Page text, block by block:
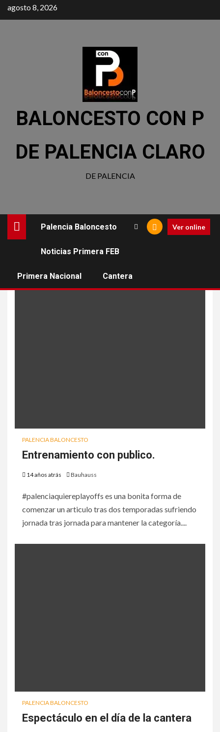
agosto 8, 2026
BALONCESTO CON P
DE PALENCIA CLARO
DE PALENCIA
Palencia Baloncesto
Noticias Primera FEB
Primera Nacional Cantera
Ver online
PALENCIA BALONCESTO
Entrenamiento con publico.
14 años atrás Bauhauss
#palenciaquiereplayoffs es una bonita forma de
comenzar un articulo tras dos temporadas sufriendo
jornada tras jornada para mantener la categoría....
PALENCIA BALONCESTO
Espectáculo en el día de la cantera